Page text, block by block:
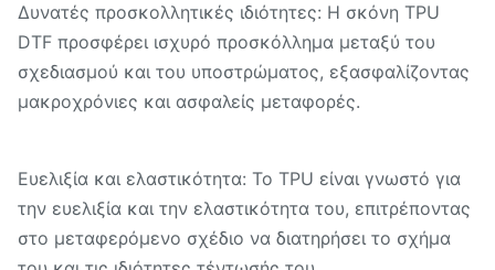
Δυνατές προσκολλητικές ιδιότητες: Η σκόνη TPU
DTF προσφέρει ισχυρό προσκόλλημα μεταξύ του
σχεδιασμού και του υποστρώματος, εξασφαλίζοντας
μακροχρόνιες και ασφαλείς μεταφορές.
Ευελιξία και ελαστικότητα: Το TPU είναι γνωστό για
την ευελιξία και την ελαστικότητα του, επιτρέποντας
στο μεταφερόμενο σχέδιο να διατηρήσει το σχήμα